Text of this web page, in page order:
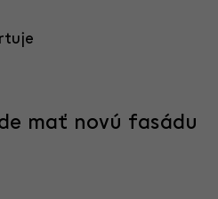
mať novú fasádu